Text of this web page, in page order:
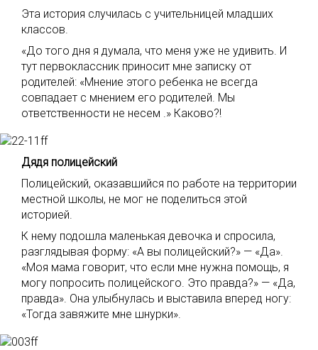
Эта история случилась с учительницей младших
классов.
«До того дня я думала, что меня уже не удивить. И
тут первоклассник приносит мне записку от
родителей: «Мнение этого ребенка не всегда
совпадает с мнением его родителей. Мы
ответственности не несем .» Каково?!
Дядя полицейский
Полицейский, оказавшийся по работе на территории
местной школы, не мог не поделиться этой
историей.
К нему подошла маленькая девочка и спросила,
разглядывая форму: «А вы полицейский?» — «Да».
«Моя мама говорит, что если мне нужна помощь, я
могу попросить полицейского. Это правда?» — «Да,
правда». Она улыбнулась и выставила вперед ногу:
«Тогда завяжите мне шнурки».